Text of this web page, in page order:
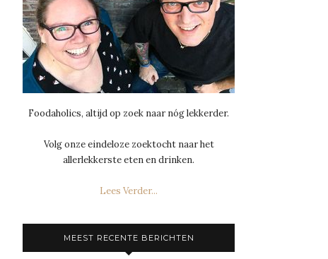
Foodaholics, altijd op zoek naar nóg lekkerder.
Volg onze eindeloze zoektocht naar het
allerlekkerste eten en drinken.
Lees Verder...
MEEST RECENTE BERICHTEN